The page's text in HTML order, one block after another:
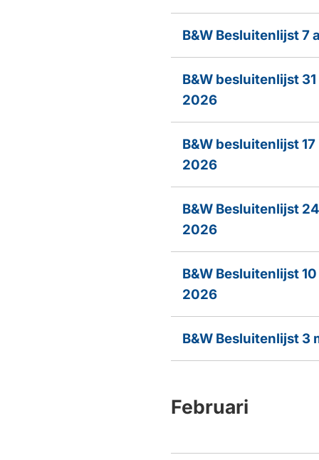
B&W Besluitenlijst 7
B&W besluitenlijst
2026
B&W besluitenlijst
2026
B&W Besluitenlijst
2026
B&W Besluitenlijst
2026
B&W Besluitenlijst 3
Februari